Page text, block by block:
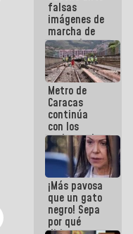
falsas
imágenes de
marcha de
extremistas:
Son unos
coberos,
viven de la
mentira
Metro de
Caracas
continúa
con los
trabajos de
mantenimiento
e inspección
en la Línea 2
¡Más pavosa
que un gato
negro! Sepa
por qué